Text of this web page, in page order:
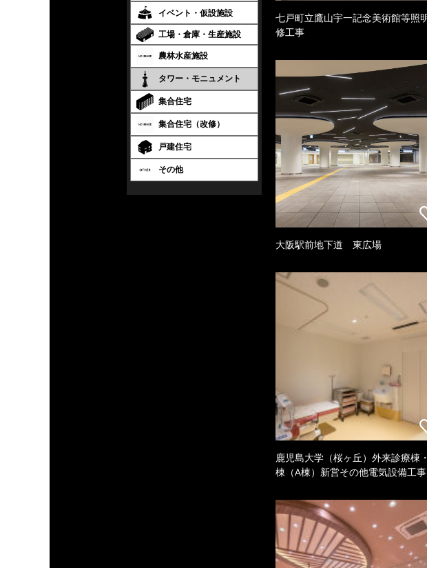
イベント・仮設施設
工場・倉庫・生産施設
農林水産施設
タワー・モニュメント
集合住宅
集合住宅（改修）
戸建住宅
その他
七戸町立鷹山宇一記念美術館等照
修工事
大阪駅前地下道 東広場
鹿児島大学（桜ヶ丘）外来診療棟
棟（A棟）新営その他電気設備工事